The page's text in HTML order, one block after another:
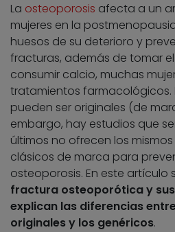
La osteoporosis afecta a un
mujeres en la
huesos de su deterioro y
fracturas, además de tomar
consumir calcio, muchas
tratamientos farmacológicos.
pueden ser originales (de
embargo, hay estudios que
últimos no ofrecen los
clásicos de marca para
osteoporosis. En este artículo
fractura osteoporótica y
explican las diferencias
originales y los genéricos.